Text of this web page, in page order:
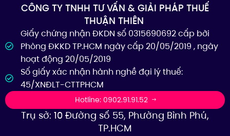
CÔNG TY TNHH TƯ VẤN & GIẢI PHÁP THUẾ
THUẬN THIÊN
Giấy chứng nhận ĐKDN số 0315690692 cấp bởi
Phòng ĐKKD TP.HCM ngày cấp 20/05/2019 , ngày
hoạt động 20/05/2019
Số giấy xác nhận hành nghề đại lý thuế:
45/XNĐLT-CTTPHCM
Hotline: 0902.91.91.52
Trụ sở: 10 Đường số 55, Phường Bình Phú,
TP.HCM